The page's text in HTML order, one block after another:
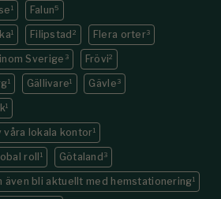
1 Falun5
1 Filipstad 2 Flera orter3
Sverige 3 Frövi2
1 Gällivare1 Gävle 3
1
våra lokala kontor1
roll 1 Götaland 3
även bli aktuellt med hemstationering1